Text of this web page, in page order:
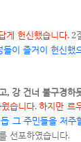
게 헌신했습니다.2
들이 즐거이 헌신했
, 강 건너 불구경하
습니다.하지만 르
그 주민들을 저
선포하였습니다.